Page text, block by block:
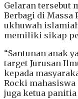
Gelaran tersebut
Berbagi di Massa
ukhuwah
memiliki sikap
“Santunan anak
target Jurusan
kepada
Rocki mahasiswa
juga ketua